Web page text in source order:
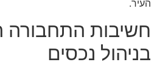
העיר.
חשיבות התחבורה
בניהול נכסים